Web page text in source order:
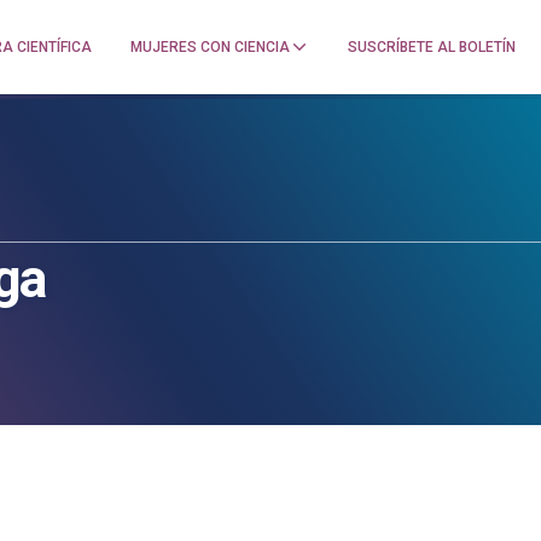
CIENTÍFICA MUJERES CON CIENCIA SUSCRÍBETE AL BOLETÍN